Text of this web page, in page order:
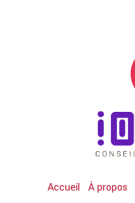
Accueil À propos